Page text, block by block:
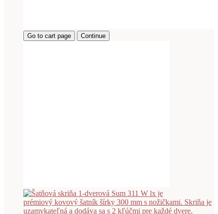
Go to cart page Continue